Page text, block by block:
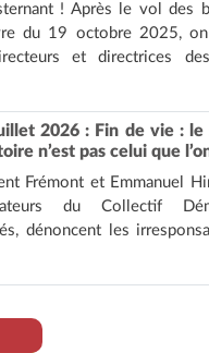
! Après le vol des
du 19 octobre 2025,
et directrices
2026 : Fin de vie : le
n’est pas celui que
Frémont et Emmanuel
du Collectif
dénoncent les